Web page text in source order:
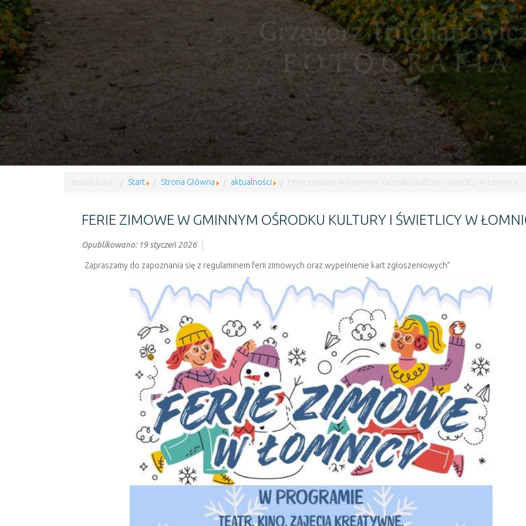
Jesteś tutaj: Start Strona Główna aktualności Ferie zimowe w Gminnym Ośrodku Kultury i świetlicy w Łomnicy
FERIE ZIMOWE W GMINNYM OŚRODKU KULTURY I ŚWIETLICY W
Opublikowano: 19 styczeń 2026
Zapraszamy do zapoznania się z regulaminem ferii zimowych oraz wypełnienie kart zgłoszeniowych”